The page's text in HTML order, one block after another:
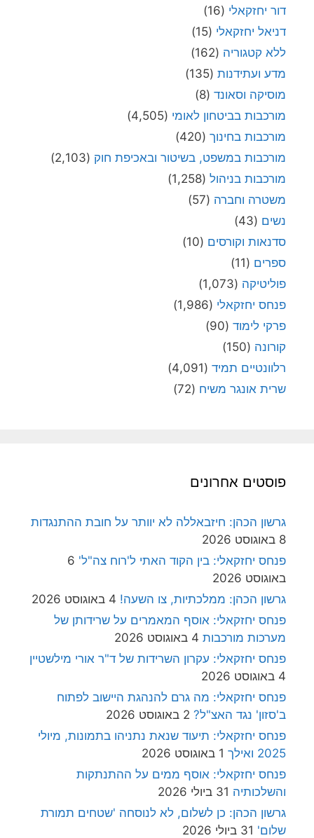
דור יחזקאלי (16)
דניאל יחזקאלי (15)
ללא קטגוריה (162)
מדע ועתידנות (135)
מוסיקה וסאונד (8)
מורכבות בביטחון לאומי (4,505)
מורכבות בחינוך (420)
מורכבות במשפט, בשיטור ובאכיפת חוק (2,103)
מורכבות בניהול (1,258)
משטרה וחברה (57)
נשים (43)
סדנאות וקורסים (10)
ספרים (11)
פוליטיקה (1,073)
פנחס יחזקאלי (1,986)
פרקי לימוד (90)
קורונה (150)
רלוונטיים תמיד (4,091)
שרית אונגר משיח (72)
פוסטים אחרונים
גרשון הכהן: חיזבאללה לא יוותר על חובת ההתנגדות
8 באוגוסט 2026
פנחס יחזקאלי: בין הקוד האתי ל'רוח צה"ל' 6
באוגוסט 2026
גרשון הכהן: ממלכתיות, צו השעה! 4 באוגוסט 2026
פנחס יחזקאלי: אוסף המאמרים על שרידותן של
מערכות מורכבות 4 באוגוסט 2026
פנחס יחזקאלי: עקרון השרידות של ד"ר אורי מילשטיין
4 באוגוסט 2026
פנחס יחזקאלי: מה גרם להנהגת היישוב לפתוח
ב'סזון' נגד האצ"ל? 2 באוגוסט 2026
פנחס יחזקאלי: תיעוד שנאת נתניהו בתמונות, מיולי
2025 ואילך
1 באוגוסט 2026
פנחס יחזקאלי: אוסף ממים על ההתנתקות
והשלכותיה 31 ביולי 2026
גרשון הכהן: כן לשלום, לא לנוסחה 'שטחים תמורת
שלום' 31 ביולי 2026